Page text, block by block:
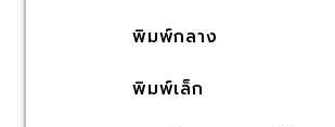
พิมพ์กลาง
พิมพ์เล็ก